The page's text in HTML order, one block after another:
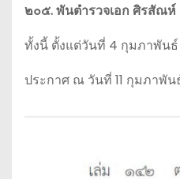
๒๐๕. พันตำรวจเอก ศิรสัณห์
ทั้งนี้ ตั้งแต่วันที่ 4 กุมภาพัน
ประกาศ ณ วันที่ 11 กุมภาพั